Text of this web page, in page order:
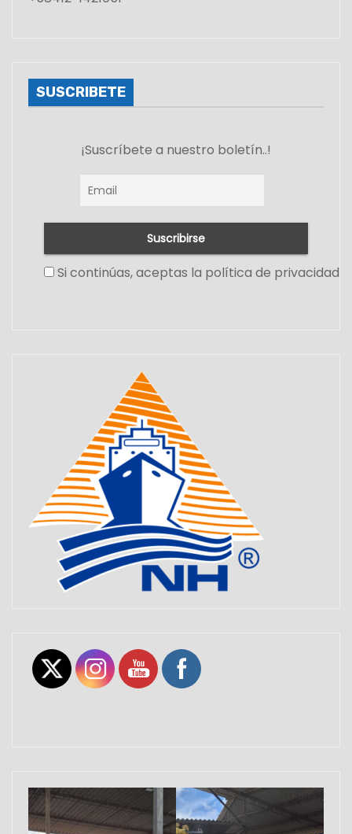
SUSCRIBETE
¡Suscríbete a nuestro boletín..!
Si continúas, aceptas la política de privacidad